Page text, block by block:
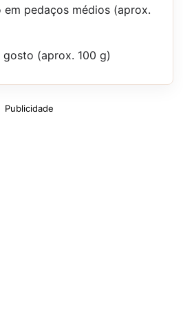
em pedaços médios (aprox.
gosto (aprox. 100 g)
Publicidade